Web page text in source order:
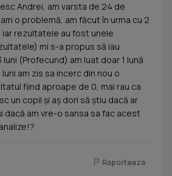
Andrei, am varsta de 24 de
o problemă, am făcut în urma cu 2
iar rezultatele au fost unele
mi s-a propus să iau
(Profecund) am luat doar 1 lună
am zis sa incerc din nou o
fiind aproape de 0, mai rau ca
un copil și aș dori să știu dacă ar
dacă am vre-o sansa sa fac acest
Raporteaza